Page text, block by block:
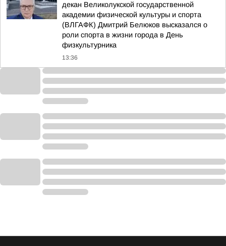
декан Великолукской государственной
академии физической культуры и спорта
(ВЛГАФК) Дмитрий Белюков высказался о
роли спорта в жизни города в День
физкультурника
13:36